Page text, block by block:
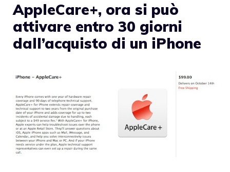
AppleCare+, ora si può
attivare entro 30 giorni
dall’acquisto di un iPhone